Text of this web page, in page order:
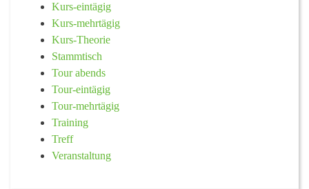
Kurs-eintägig
Kurs-mehrtägig
Kurs-Theorie
Stammtisch
Tour abends
Tour-eintägig
Tour-mehrtägig
Training
Treff
Veranstaltung